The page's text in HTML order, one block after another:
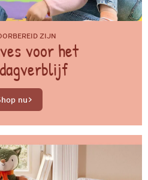
ZIJN
voor het
nu